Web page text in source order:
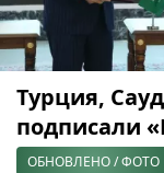
Турция,
подписали
ОБНОВЛЕНО / ФОТО